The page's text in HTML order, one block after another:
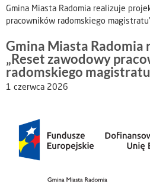
Gmina Miasta Radomia realizuje
pracowników radomskiego
Gmina Miasta
„Reset zawodowy
radomskiego
1 czerwca 2026